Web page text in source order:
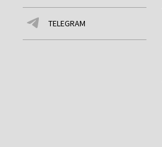
TELEGRAM